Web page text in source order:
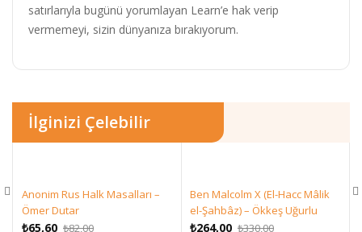
satırlarıyla bugünü yorumlayan Learn’e hak verip
vermemeyi, sizin dünyanıza bırakıyorum.
İlginizi Çelebilir
Anonim Rus Halk Masalları –
Ömer Dutar
₺82,00Orijinal
₺65,60 Şu
Ben Malcolm X (El-Hacc Mâlik
el-Şahbâz) – Ökkeş Uğurlu
₺330,00Orijinal
₺264,00 Şu